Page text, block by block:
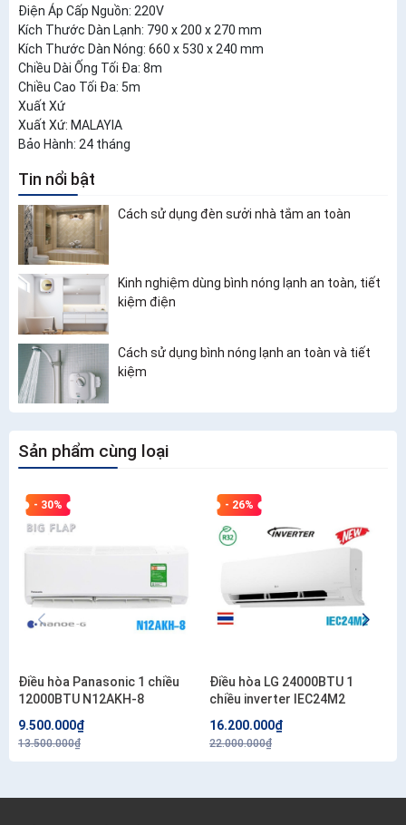
Điện Áp Cấp Nguồn: 220V
Kích Thước Dàn Lạnh: 790 x 200 x 270 mm
Kích Thước Dàn Nóng: 660 x 530 x 240 mm
Chiều Dài Ống Tối Đa: 8m
Chiều Cao Tối Đa: 5m
Xuất Xứ
Xuất Xứ: MALAYIA
Bảo Hành: 24 tháng
Tin nổi bật
Cách sử dụng đèn sưởi nhà tắm an toàn
Kinh nghiệm dùng bình nóng lạnh an toàn, tiết
kiệm điện
Cách sử dụng bình nóng lạnh an toàn và tiết
kiệm
Sản phẩm cùng loại
- 30%
Điều hòa Panasonic 1 chiều
12000BTU N12AKH-8
9.500.000₫
13.500.000₫
- 26%
Điều hòa LG 24000BTU 1
chiều inverter IEC24M2
16.200.000₫
22.000.000₫